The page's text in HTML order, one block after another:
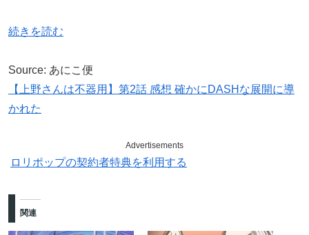
続きを読む
Source: あにこ便
【上野さんは不器用】第2話 感想 確かにDASHな展開に導
かれた
Advertisements
ロリポップの契約者特典を利用する
関連